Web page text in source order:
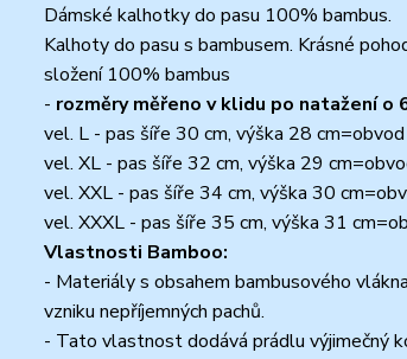
Dámské kalhotky do pasu 100% bambus.
Kalhoty do pasu s bambusem. Krásné
složení 100% bambus
- rozměry měřeno v klidu po natažení o
vel. L - pas šíře 30 cm, výška 28
vel. XL - pas šíře 32 cm, výška 29
vel. XXL - pas šíře 34 cm, výška 30
vel. XXXL - pas šíře 35 cm, výška 31
Vlastnosti Bamboo:
- Materiály s obsahem bambusového
vzniku nepříjemných pachů.
- Tato vlastnost dodává prádlu výjimečný